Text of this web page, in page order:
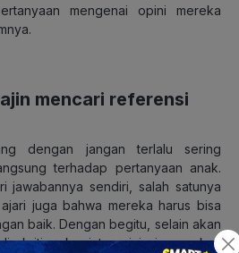
mengenai opini mereka
mencari referensi
dengan jangan terlalu sering
terhadap pertanyaan anak.
jawabannya sendiri, salah satunya
juga bahwa mereka harus bisa
baik. Dengan begitu, selain akan
kritis, kegiatan ini juga akan